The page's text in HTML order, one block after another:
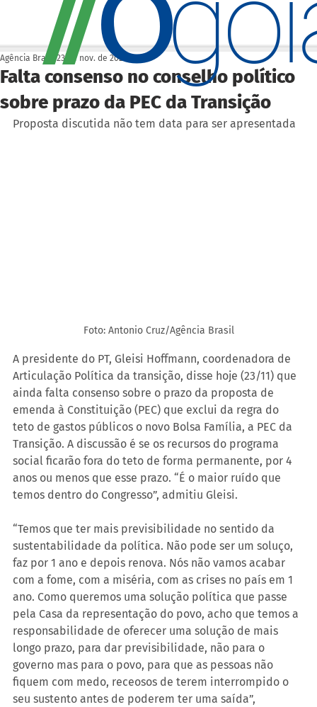
Falta consenso no conselho político
sobre prazo da PEC da Transição
Agência Brasil 23 de nov. de 2022
Proposta discutida não tem data para ser apresentada
Foto: Antonio Cruz/Agência Brasil
A presidente do PT, Gleisi Hoffmann, coordenadora de
Articulação Política da transição, disse hoje (23/11) que
ainda falta consenso sobre o prazo da proposta de
emenda à Constituição (PEC) que exclui da regra do
teto de gastos públicos o novo Bolsa Família, a PEC da
Transição. A discussão é se os recursos do programa
social ficarão fora do teto de forma permanente, por 4
anos ou menos que esse prazo. “É o maior ruído que
temos dentro do Congresso”, admitiu Gleisi.
“Temos que ter mais previsibilidade no sentido da
sustentabilidade da política. Não pode ser um soluço,
faz por 1 ano e depois renova. Nós não vamos acabar
com a fome, com a miséria, com as crises no país em 1
ano. Como queremos uma solução política que passe
pela Casa da representação do povo, acho que temos a
responsabilidade de oferecer uma solução de mais
longo prazo, para dar previsibilidade, não para o
governo mas para o povo, para que as pessoas não
fiquem com medo, receosos de terem interrompido o
seu sustento antes de poderem ter uma saída”,